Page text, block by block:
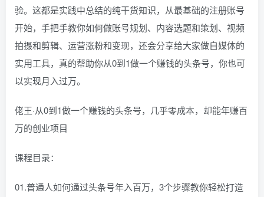
验。这都是实践中总结的纯干货知识，从最基础的注册账号
开始，手把手教你如何做账号规划、内容选题和策划、视频
拍摄和剪辑、运营涨粉和变现，还会分享给大家做自媒体的
实用工具，真的帮助你从0到1做一个赚钱的头条号，你也可
以实现月入过万。
佬王·从0到1做一个赚钱的头条号，几乎零成本，却能年赚百
万的创业项目
课程目录：
01.普通人如何通过头条号年入百万，3个步骤教你轻松打造